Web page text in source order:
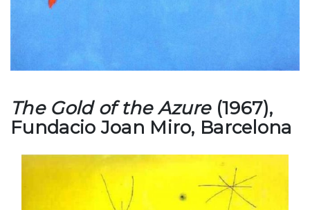
The Gold of the Azure(1967),
Fundacio Joan Miro, Barcelona